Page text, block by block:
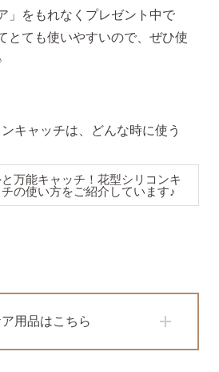
い所や
レビューしてます。
」をもれなくプレゼント中で
とても使いやすいので、ぜひ使
キャッチは、どんな時に使う
万能キャッチ！花型シリコンキ
チの使い方をご紹介しています♪
用品はこちら